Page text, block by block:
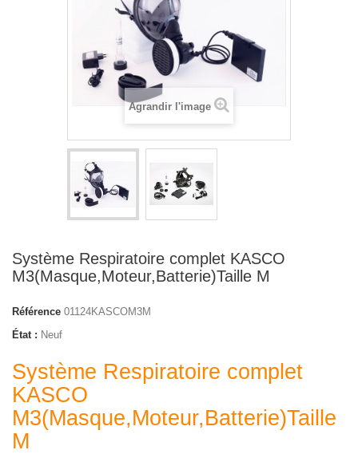
Agrandir l'image
Système Respiratoire complet KASCO
M3(Masque,Moteur,Batterie)Taille M
Référence 01124KASCOM3M
État : Neuf
Système Respiratoire complet
KASCO
M3(Masque,Moteur,Batterie)Taille
M